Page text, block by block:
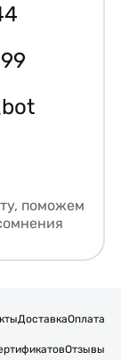
поможем
ДоставкаОплата
Отзывы